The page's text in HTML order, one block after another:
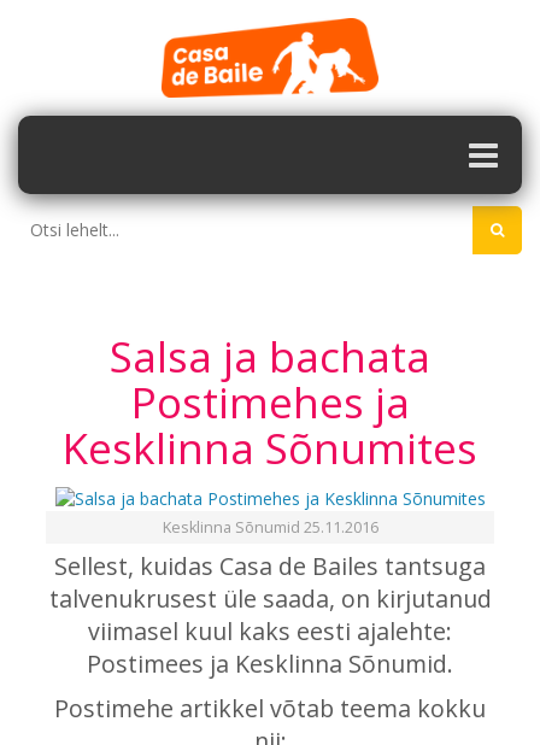
Salsa ja bachata
Postimehes ja
Kesklinna Sõnumites
Kesklinna Sõnumid 25.11.2016
Sellest, kuidas Casa de Bailes tantsuga
talvenukrusest üle saada, on kirjutanud
viimasel kuul kaks eesti ajalehte:
Postimees ja Kesklinna Sõnumid.
Postimehe artikkel võtab teema kokku